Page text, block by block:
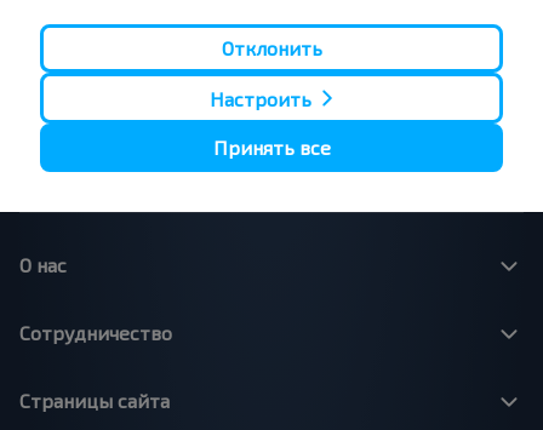
Полоцк - Рига
Минск - Вильнюс
Минск - Варшава
Минск - Москва
Москва - Барановичи
Брест - Люблин
Брест - Варшава
О нас
Сотрудничество
Страницы сайта
Отклонить
Настроить
Принять все